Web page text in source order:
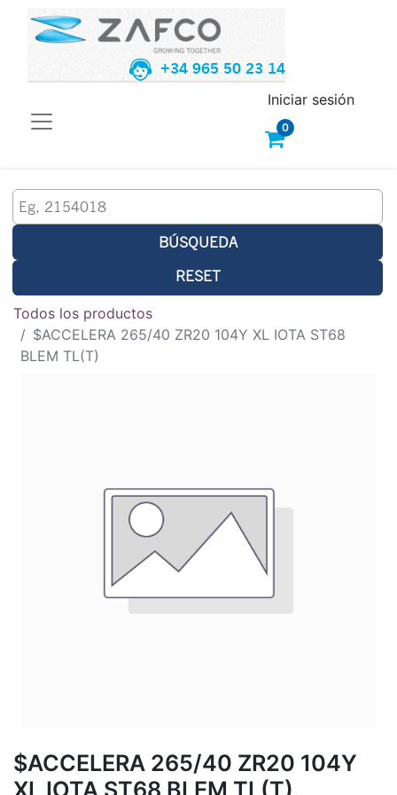
+34 965 50 23 14
0
Iniciar sesión
BÚSQUEDA
RESET
Todos los productos
$ACCELERA 265/40 ZR20 104Y XL IOTA ST68
BLEM TL(T)
$ACCELERA 265/40 ZR20 104Y
XL IOTA ST68 BLEM TL(T)